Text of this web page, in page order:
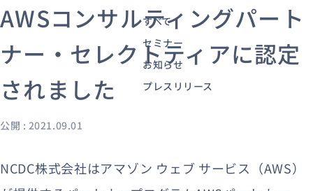
セミナー コラム お知らせ
お役立ち情報（PJ Insight）
AWSコンサルティングパート
ナー・セレクトティアに認定
されました
公開 : 2021.09.01
NCDC株式会社はアマゾン ウェブ サービス（AWS）
すべて
セミナー
お知らせ
プレスリリース